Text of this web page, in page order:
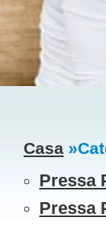
Casa
Pressa
Pressa